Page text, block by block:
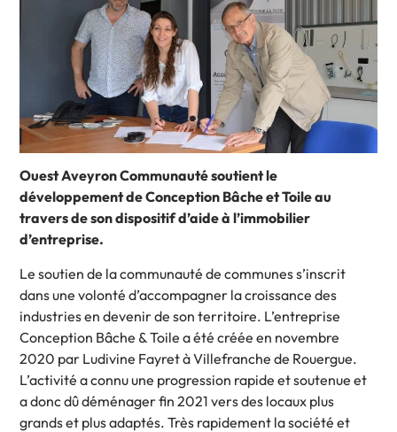
Ouest Aveyron Communauté soutient le
développement de Conception Bâche et Toile au
travers de son dispositif d’aide à l’immobilier
d’entreprise.
Le soutien de la communauté de communes s’inscrit
dans une volonté d’accompagner la croissance des
industries en devenir de son territoire. L’entreprise
Conception Bâche & Toile a été créée en novembre
2020 par Ludivine Fayret à Villefranche de Rouergue.
L’activité a connu une progression rapide et soutenue et
a donc dû déménager fin 2021 vers des locaux plus
grands et plus adaptés. Très rapidement la société et